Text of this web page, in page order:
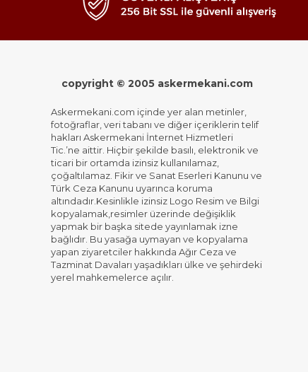
copyright © 2005 askermekani.com
Askermekani.com içinde yer alan metinler,
fotoğraflar, veri tabanı ve diğer içeriklerin telif
hakları Askermekani İnternet Hizmetleri
Tic.’ne aittir. Hiçbir şekilde basılı, elektronik ve
ticari bir ortamda izinsiz kullanılamaz,
çoğaltılamaz. Fikir ve Sanat Eserleri Kanunu ve
Türk Ceza Kanunu uyarınca koruma
altındadır.Kesinlikle izinsiz Logo Resim ve Bilgi
kopyalamak,resimler üzerinde değişiklik
yapmak bir başka sitede yayınlamak izne
bağlıdır. Bu yasağa uymayan ve kopyalama
yapan ziyaretciler hakkında Ağır Ceza ve
Tazminat Davaları yaşadıkları ülke ve şehirdeki
yerel mahkemelerce açılır.